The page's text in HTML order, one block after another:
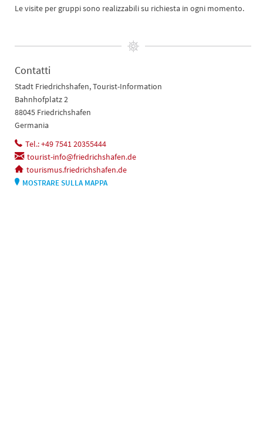
Le visite per gruppi sono realizzabili su richiesta in ogni momento.
Contatti
Stadt Friedrichshafen, Tourist-Information
Bahnhofplatz 2
88045 Friedrichshafen
Germania
Tel.: +49 7541 20355444
tourist-info@friedrichshafen.de
tourismus.friedrichshafen.de
MOSTRARE SULLA MAPPA